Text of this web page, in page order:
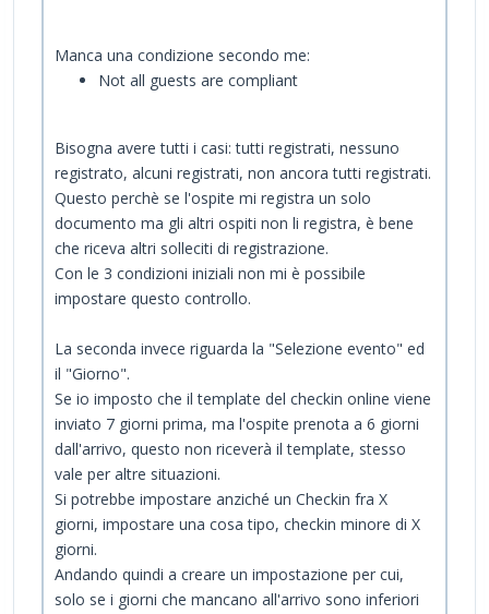
Manca una condizione secondo me:
Not all guests are compliant
Bisogna avere tutti i casi: tutti registrati, nessuno
registrato, alcuni registrati, non ancora tutti registrati.
Questo perchè se l'ospite mi registra un solo
documento ma gli altri ospiti non li registra, è bene
che riceva altri solleciti di registrazione.
Con le 3 condizioni iniziali non mi è possibile
impostare questo controllo.
La seconda invece riguarda la "Selezione evento" ed
il "Giorno".
Se io imposto che il template del checkin online viene
inviato 7 giorni prima, ma l'ospite prenota a 6 giorni
dall'arrivo, questo non riceverà il template, stesso
vale per altre situazioni.
Si potrebbe impostare anziché un Checkin fra X
giorni, impostare una cosa tipo, checkin minore di X
giorni.
Andando quindi a creare un impostazione per cui,
solo se i giorni che mancano all'arrivo sono inferiori